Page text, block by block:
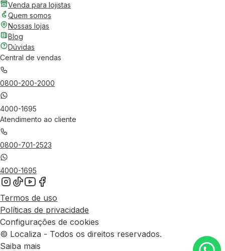
Venda para lojistas
Quem somos
Nossas lojas
Blog
Dúvidas
Central de vendas
0800-200-2000
4000-1695
Atendimento ao cliente
0800-701-2523
4000-1695
Termos de uso
Políticas de privacidade
Configurações de cookies
© Localiza - Todos os direitos reservados.
Saiba mais